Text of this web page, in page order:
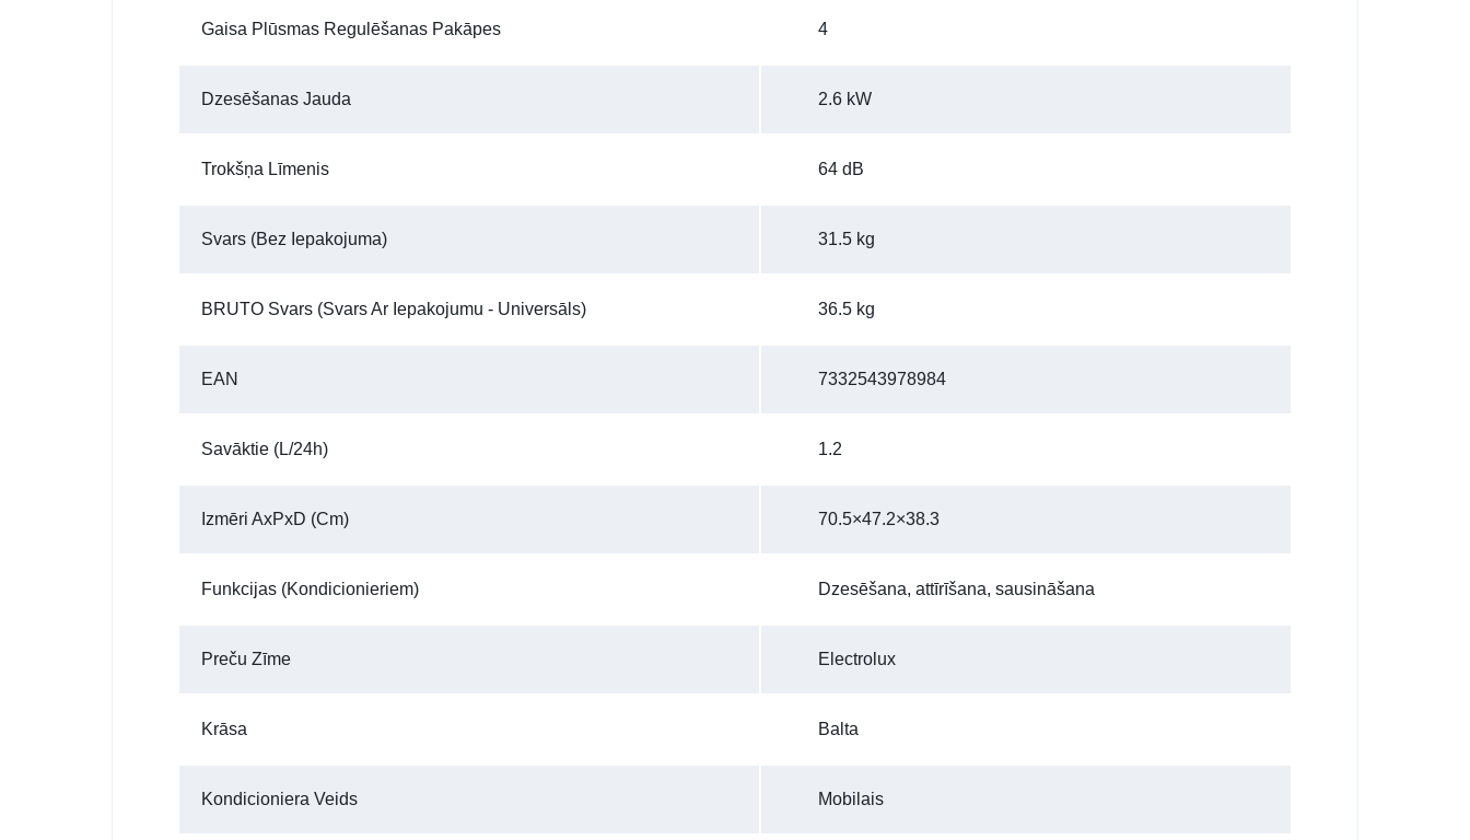
Gaisa Plūsmas Regulēšanas Pakāpes 4
Dzesēšanas Jauda 2.6 kW
Trokšņa Līmenis 64 dB
Svars (bez Iepakojuma) 31.5 kg
BRUTO Svars (Svars Ar Iepakojumu - Universāls) 36.5 kg
EAN 7332543978984
Savāktie (l/24h) 1.2
Izmēri AxPxD (cm) 70.5×47.2×38.3
Funkcijas (kondicionieriem) Dzesēšana, attīrīšana, sausināšana
Preču Zīme Electrolux
Krāsa Balta
Kondicioniera Veids Mobilais